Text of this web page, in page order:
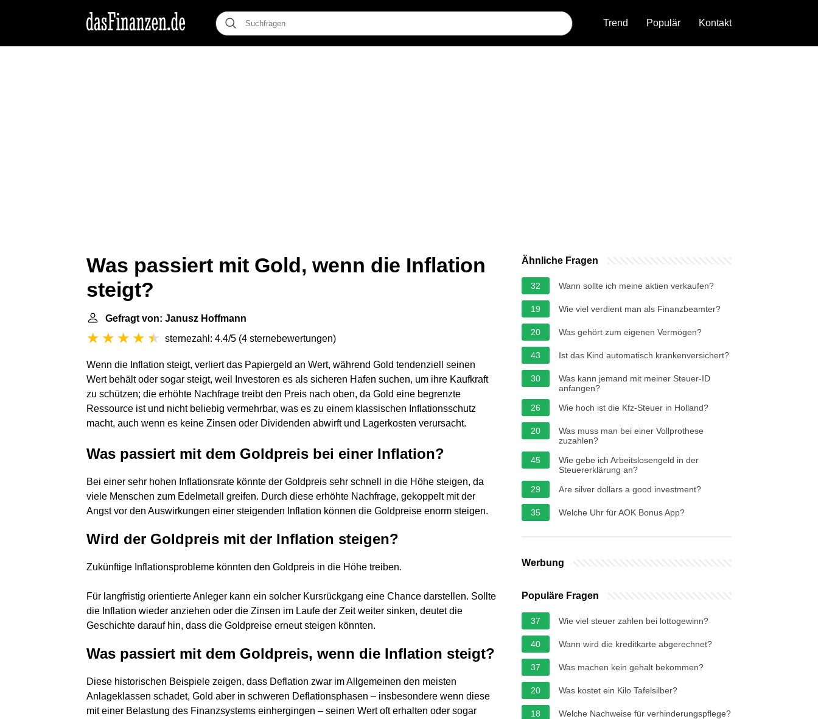
Trend Populär Kontakt
Was passiert mit Gold, wenn die Inflation
steigt?
Gefragt von: Janusz Hoffmann
sternezahl: 4.4/5 (4 sternebewertungen)
Wenn die Inflation steigt, verliert das Papiergeld an Wert, während Gold tendenziell seinen
Wert behält oder sogar steigt, weil Investoren es als sicheren Hafen suchen, um ihre Kaufkraft
zu schützen; die erhöhte Nachfrage treibt den Preis nach oben, da Gold eine begrenzte
Ressource ist und nicht beliebig vermehrbar, was es zu einem klassischen Inflationsschutz
macht, auch wenn es keine Zinsen oder Dividenden abwirft und Lagerkosten verursacht.
Was passiert mit dem Goldpreis bei einer Inflation?
Bei einer sehr hohen Inflationsrate könnte der Goldpreis sehr schnell in die Höhe steigen, da
viele Menschen zum Edelmetall greifen. Durch diese erhöhte Nachfrage, gekoppelt mit der
Angst vor den Auswirkungen einer steigenden Inflation können die Goldpreise enorm steigen.
Wird der Goldpreis mit der Inflation steigen?
Zukünftige Inflationsprobleme könnten den Goldpreis in die Höhe treiben.
Für langfristig orientierte Anleger kann ein solcher Kursrückgang eine Chance darstellen. Sollte
die Inflation wieder anziehen oder die Zinsen im Laufe der Zeit weiter sinken, deutet die
Geschichte darauf hin, dass die Goldpreise erneut steigen könnten.
Was passiert mit dem Goldpreis, wenn die Inflation steigt?
Diese historischen Beispiele zeigen, dass Deflation zwar im Allgemeinen den meisten
Anlageklassen schadet, Gold aber in schweren Deflationsphasen – insbesondere wenn diese
mit einer Belastung des Finanzsystems einhergingen – seinen Wert oft erhalten oder sogar
Ähnliche Fragen
32 Wann sollte ich meine aktien verkaufen?
19 Wie viel verdient man als Finanzbeamter?
20 Was gehört zum eigenen Vermögen?
43 Ist das Kind automatisch krankenversichert?
30
Was kann jemand mit meiner Steuer-ID
anfangen?
26
Wie hoch ist die Kfz-Steuer in Holland?
20
Was muss man bei einer Vollprothese
zuzahlen?
45
Wie gebe ich Arbeitslosengeld in der
Steuererklärung an?
29
Are silver dollars a good investment?
35 Welche Uhr für AOK Bonus App?
Werbung
Populäre Fragen
37 Wie viel steuer zahlen bei lottogewinn?
40 Wann wird die kreditkarte abgerechnet?
37 Was machen kein gehalt bekommen?
20 Was kostet ein Kilo Tafelsilber?
18 Welche Nachweise für verhinderungspflege?